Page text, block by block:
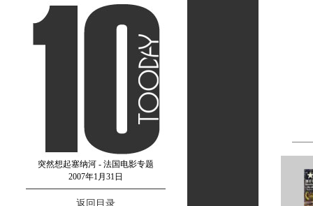
突然想起塞纳河 - 法国电影专题
2007年1月31日
返回目录